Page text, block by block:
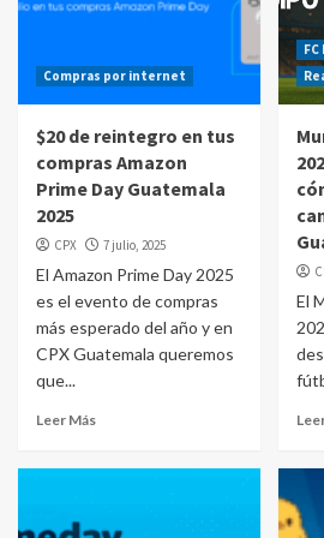
Compras por internet
$20 de reintegro en tus
compras Amazon
Prime Day Guatemala
2025
CPX 7 julio, 2025
El Amazon Prime Day 2025
es el evento de compras
más esperado del año y en
CPX Guatemala queremos
que...
Leer Más
El